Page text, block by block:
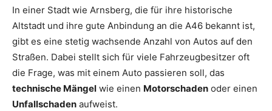
In einer Stadt wie Arnsberg, die für ihre historische
Altstadt und ihre gute Anbindung an die A46 bekannt ist,
gibt es eine stetig wachsende Anzahl von Autos auf den
Straßen. Dabei stellt sich für viele Fahrzeugbesitzer oft
die Frage, was mit einem Auto passieren soll, das
technische Mängel wie einen Motorschaden oder einen
Unfallschaden aufweist.